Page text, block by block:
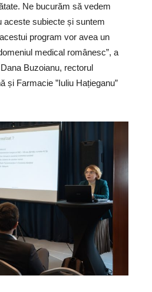
Ne bucurăm să vedem
aceste subiecte și suntem
program vor avea un
medical românesc”, a
Buzoianu, rectorul
și Farmacie ”Iuliu Hațieganu”